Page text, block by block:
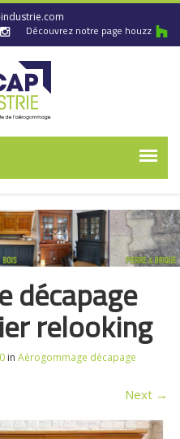
Découvrez notre page houzz
décapage
relooking
in Aérogommage décapage
Next →